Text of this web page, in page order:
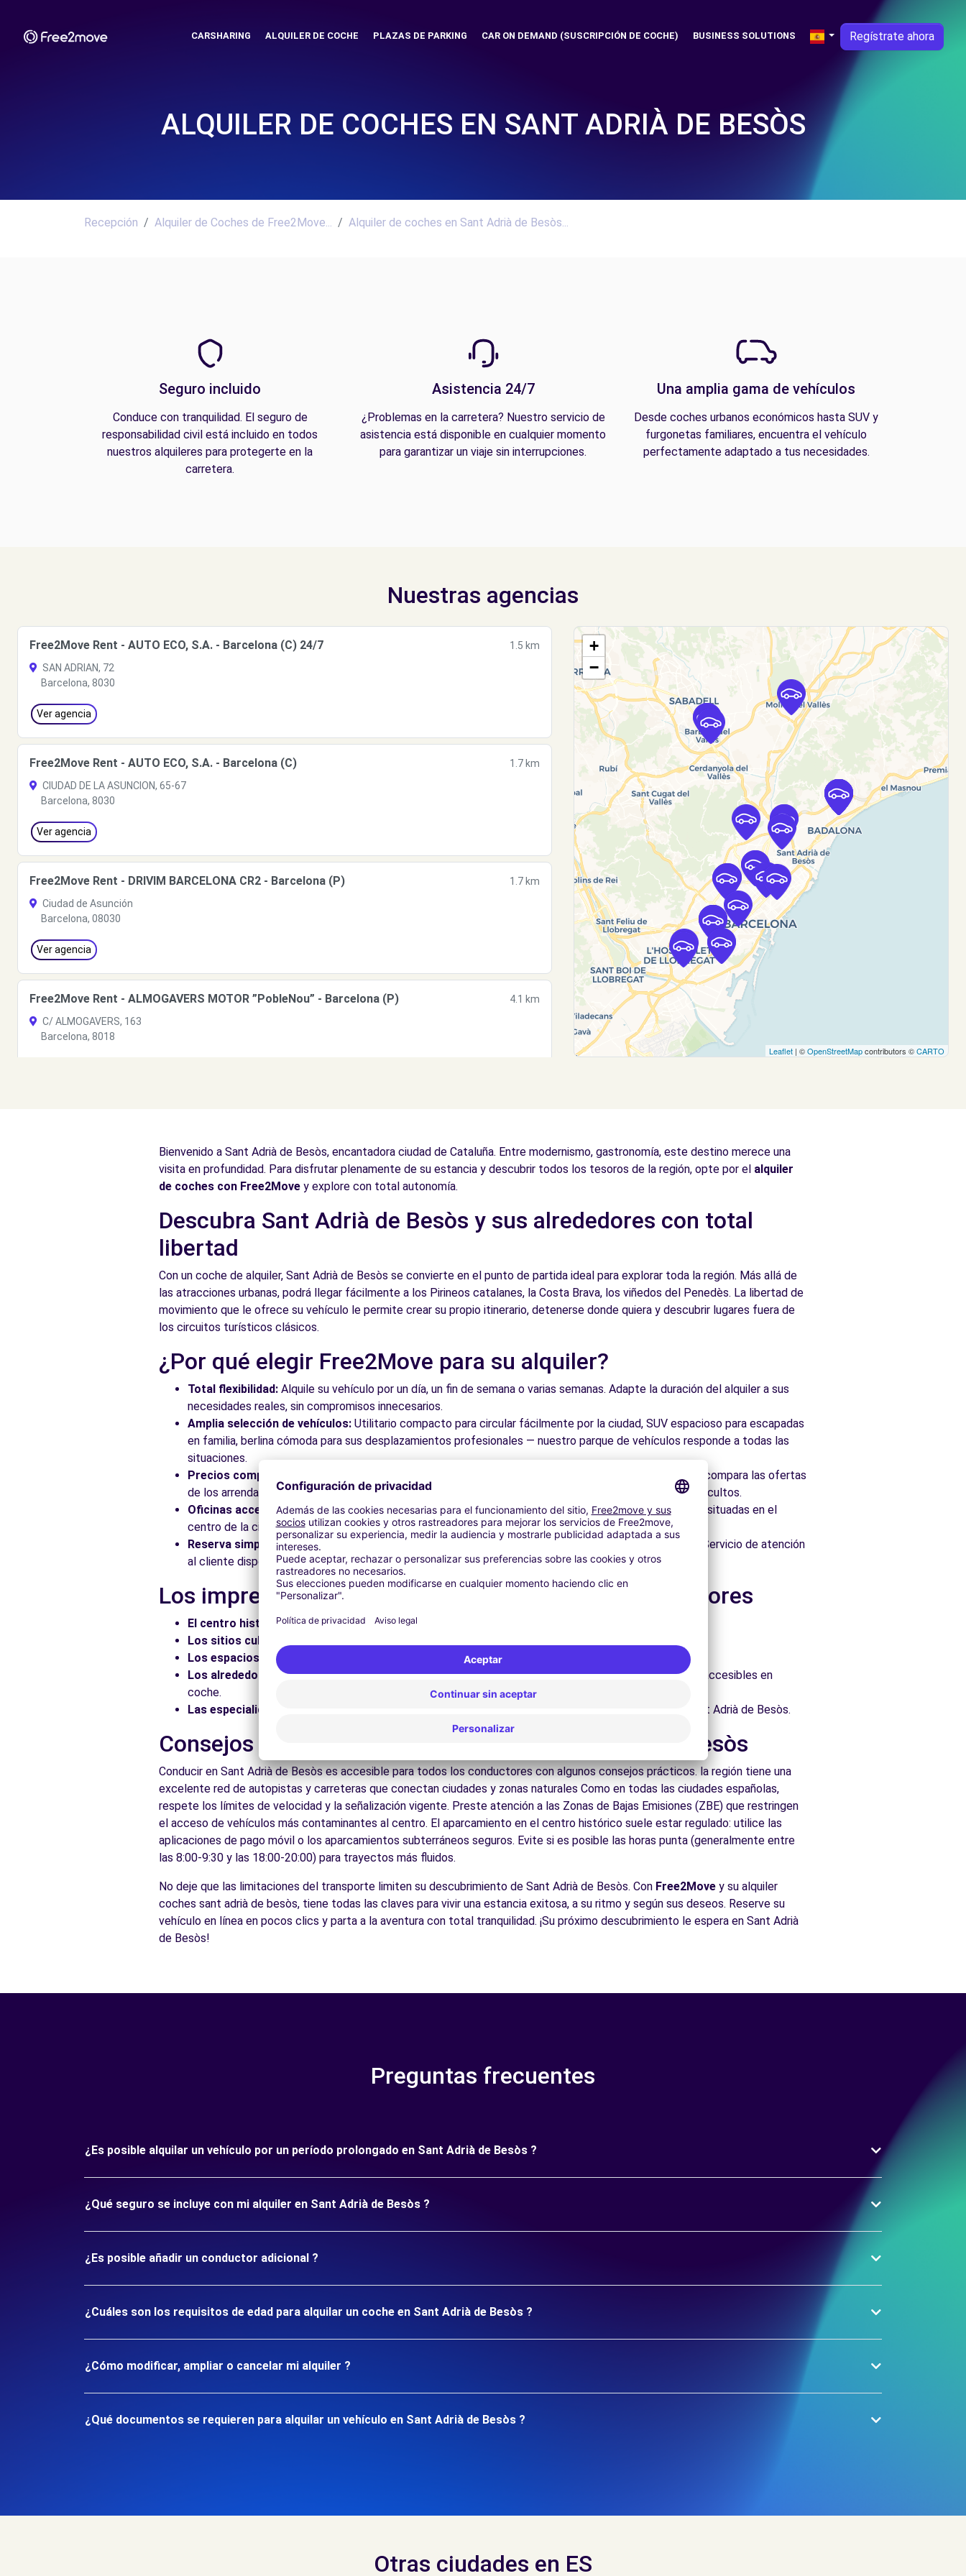
CARSHARING ALQUILER DE COCHE PLAZAS DE PARKING CAR ON DEMAND (SUSCRIPCIÓN DE COCHE) BUSINESS SOLUTIONS Regístrate ahora
ALQUILER DE COCHES EN SANT ADRIÀ DE BESÒS
Recepción Alquiler de Coches de Free2Move... Alquiler de coches en Sant Adrià de Besòs...
Seguro incluido
Conduce con tranquilidad. El seguro de
responsabilidad civil está incluido en todos
nuestros alquileres para protegerte en la
carretera.
Asistencia 24/7
¿Problemas en la carretera? Nuestro servicio de
asistencia está disponible en cualquier momento
para garantizar un viaje sin interrupciones.
Una amplia gama de vehículos
Desde coches urbanos económicos hasta SUV y
furgonetas familiares, encuentra el vehículo
perfectamente adaptado a tus necesidades.
Nuestras agencias
Free2Move Rent - AUTO ECO, S.A. - Barcelona (C) 24/7
1.5 km
SAN ADRIAN, 72
Barcelona, 8030
Ver agencia
Free2Move Rent - AUTO ECO, S.A. - Barcelona (C)
1.7 km
CIUDAD DE LA ASUNCION, 65-67
Barcelona, 8030
Ver agencia
Free2Move Rent - DRIVIM BARCELONA CR2 - Barcelona (P)
1.7 km
Ciudad de Asunción
Barcelona, 08030
Ver agencia
Free2Move Rent - ALMOGAVERS MOTOR ”PobleNou” - Barcelona (P)
4.1 km
C/ ALMOGAVERS, 163
Barcelona, 8018
Free2Move Rent - MOTOR REPRIS - Barcelona (O)
4.4 km
Gran Vía de las Corts Catalanes, 751
Free2Move Rent - AUTOMOCIÓ BADALONA CRC3, S.L.. - Badalona (C)
Free2Move Rent - AUTOMOCIÓ BADALONA CRC3, S.L.. - Badalona (D)
4.4 km
Free2move Rent - AUTOMOCIO BADALONA CR3 SL - BADALONA (FP)
Ver todas las agencias
+
−
Leaflet | ©OpenStreetMapcontributors ©CARTO
Bienvenido a Sant Adrià de Besòs, encantadora ciudad de Cataluña. Entre modernismo, gastronomía, este destino merece una
visita en profundidad. Para disfrutar plenamente de su estancia y descubrir todos los tesoros de la región, opte por el alquiler
de coches con Free2Move y explore con total autonomía.
Descubra Sant Adrià de Besòs y sus alrededores con total
libertad
Con un coche de alquiler, Sant Adrià de Besòs se convierte en el punto de partida ideal para explorar toda la región. Más allá de
las atracciones urbanas, podrá llegar fácilmente a los Pirineos catalanes, la Costa Brava, los viñedos del Penedès. La libertad de
movimiento que le ofrece su vehículo le permite crear su propio itinerario, detenerse donde quiera y descubrir lugares fuera de
los circuitos turísticos clásicos.
¿Por qué elegir Free2Move para su alquiler?
Total flexibilidad: Alquile su vehículo por un día, un fin de semana o varias semanas. Adapte la duración del alquiler a sus
necesidades reales, sin compromisos innecesarios.
Amplia selección de vehículos: Utilitario compacto para circular fácilmente por la ciudad, SUV espacioso para escapadas
en familia, berlina cómoda para sus desplazamientos profesionales — nuestro parque de vehículos responde a todas las
situaciones.
Precios competitivos:
Aproveche los mejores precios del mercado gracias a nuestra plataforma que compara las ofertas
de los arrendadores asociados. Reserve en línea en pocos clics con precios transparentes, sin cargos ocultos.
Oficinas accesibles:Recoja su vehículo en una de nuestras numerosas oficinas asociadas, idealmente situadas en el
centro de la ciudad, en estaciones o cerca de los aeropuertos.
Reserva simplificada:Nuestra plataforma intuitiva le permite reservar su vehículo en pocos minutos. Servicio de atención
al cliente disponible para responder a todas sus preguntas.
Los imprescindibles de Sant Adrià de Besòs y alrededores
El centro histórico:Pasee por las calles del casco antiguo y descubra su patrimonio arquitectónico.
Los sitios culturales:
Los espacios naturales:
Disfrute de los parques y jardines para un descanso en plena naturaleza.
Los alrededores:
Explore los Pirineos catalanes, la Costa Brava, los viñedos del Penedès, fácilmente accesibles en
coche.
Las especialidades locales:
Descubra la gastronomía regional en los restaurantes y mercados de Sant Adrià de Besòs.
Consejos prácticos para conducir en Sant Adrià de Besòs
Conducir en Sant Adrià de Besòs es accesible para todos los conductores con algunos consejos prácticos. la región tiene una
excelente red de autopistas y carreteras que conectan ciudades y zonas naturales Como en todas las ciudades españolas,
respete los límites de velocidad y la señalización vigente. Preste atención a las Zonas de Bajas Emisiones (ZBE) que restringen
el acceso de vehículos más contaminantes al centro. El aparcamiento en el centro histórico suele estar regulado: utilice las
aplicaciones de pago móvil o los aparcamientos subterráneos seguros. Evite si es posible las horas punta (generalmente entre
las 8:00-9:30 y las 18:00-20:00) para trayectos más fluidos.
No deje que las limitaciones del transporte limiten su descubrimiento de Sant Adrià de Besòs. Con Free2Move y su alquiler
coches sant adrià de besòs, tiene todas las claves para vivir una estancia exitosa, a su ritmo y según sus deseos. Reserve su
vehículo en línea en pocos clics y parta a la aventura con total tranquilidad. ¡Su próximo descubrimiento le espera en Sant Adrià
de Besòs!
Preguntas frecuentes
¿Es posible alquilar un vehículo por un período prolongado en Sant Adrià de Besòs ?
¿Qué seguro se incluye con mi alquiler en Sant Adrià de Besòs ?
¿Es posible añadir un conductor adicional ?
¿Cuáles son los requisitos de edad para alquilar un coche en Sant Adrià de Besòs ?
¿Cómo modificar, ampliar o cancelar mi alquiler ?
¿Qué documentos se requieren para alquilar un vehículo en Sant Adrià de Besòs ?
Otras ciudades en ES